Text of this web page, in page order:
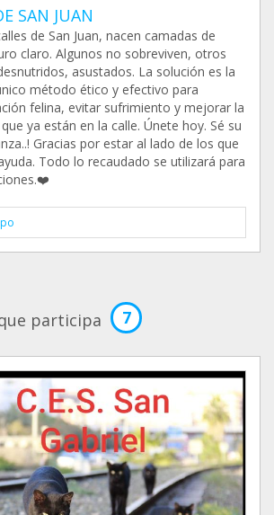
SAN JUAN
de San Juan, nacen camadas de
claro. Algunos no sobreviven, otros
asustados. La solución es la
método ético y efectivo para
felina, evitar sufrimiento y mejorar la
ya están en la calle. Únete hoy. Sé su
Gracias por estar al lado de los que
Todo lo recaudado se utilizará para
participa 7